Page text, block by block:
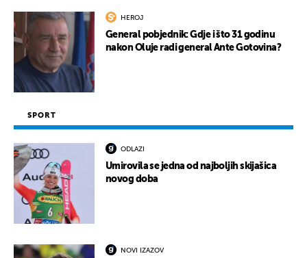
HEROJ
General pobjednik: Gdje i što 31 godinu
nakon Oluje radi general Ante Gotovina?
SPORT
ODLAZI
Umirovila se jedna od najboljih skijašica
novog doba
NOVI IZAZOV